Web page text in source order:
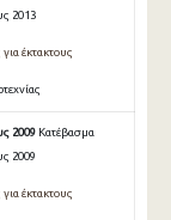
2013
έκτακτους
2009 Κατέβασμα
2009
έκτακτους